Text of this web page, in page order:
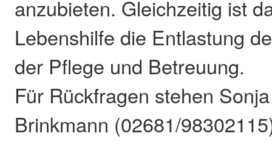
anzubieten. Gleichzeitig ist
Lebenshilfe die Entlastung
der Pflege und Betreuung.
Für Rückfragen stehen
Brinkmann (02681/